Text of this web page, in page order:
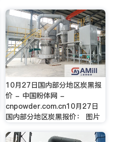
10月27日国内部分地区炭黑报
价 - 中国粉体网 -
cnpowder.com.cn10月27日
国内部分地区炭黑报价： 图片